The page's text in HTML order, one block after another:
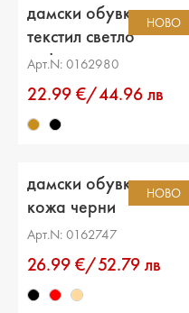
НОВО
дамски обувки
текстил светло
кафяви
Арт.N: 0162980
22.99 €/44.96 лв
НОВО
дамски обувки еко
кожа черни
Арт.N: 0162747
26.99 €/52.79 лв